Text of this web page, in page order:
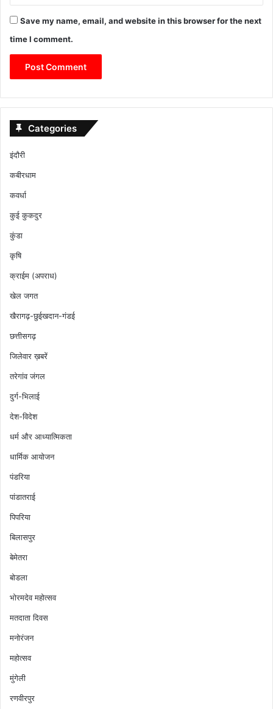
Save my name, email, and website in this browser for the next
time I comment.
Categories
इंदौरी
कबीरधाम
कवर्धा
कुई कुकदुर
कुंडा
कृषि
क्राईम (अपराध)
खेल जगत
खैरागढ़-छुईखदान-गंडई
छत्तीसगढ़
जिलेवार ख़बरें
तरेगांव जंगल
दुर्ग-भिलाई
देश-विदेश
धर्म और आध्यात्मिकता
धार्मिक आयोजन
पंडरिया
पांडातराई
पिपरिया
बिलासपुर
बेमेतरा
बोडला
भोरमदेव महोत्सव
मतदाता दिवस
मनोरंजन
महोत्सव
मुंगेली
रणवीरपुर